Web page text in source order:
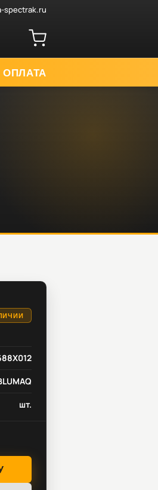
spectrak.ru
ОПЛАТА
шт.